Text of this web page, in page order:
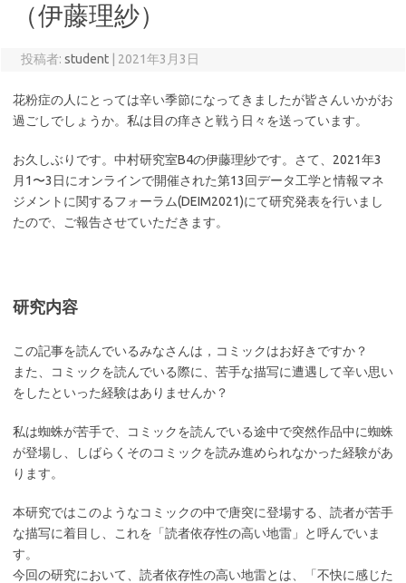
（伊藤理紗）
投稿者: student 2021年3月3日
花粉症の人にとっては辛い季節になってきましたが皆さんいかがお
過ごしでしょうか。私は目の痒さと戦う日々を送っています。
お久しぶりです。中村研究室B4の伊藤理紗です。さて、2021年3
月1〜3日にオンラインで開催された第13回データ工学と情報マネ
ジメントに関するフォーラム(DEIM2021)にて研究発表を行いまし
たので、ご報告させていただきます。
研究内容
この記事を読んでいるみなさんは，コミックはお好きですか？
また、コミックを読んでいる際に、苦手な描写に遭遇して辛い思い
をしたといった経験はありませんか？
私は蜘蛛が苦手で、コミックを読んでいる途中で突然作品中に蜘蛛
が登場し、しばらくそのコミックを読み進められなかった経験があ
ります。
本研究ではこのようなコミックの中で唐突に登場する、読者が苦手
な描写に着目し、これを「読者依存性の高い地雷」と呼んでいま
す。
今回の研究において、読者依存性の高い地雷とは、「不快に感じた